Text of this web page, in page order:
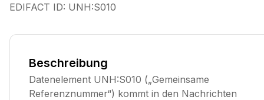
EDIFACT ID: UNH:S010
Beschreibung
Datenelement UNH:S010 („Gemeinsame
Referenznummer“) kommt in den Nachrichten